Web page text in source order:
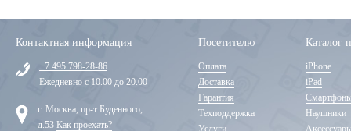
Контактная информация
+7 495 798-28-86
Ежедневно с 10.00 до 20.00
г. Москва, пр-т Буденного,
д.53 Как проехать?
Посетителю
Оплата
Доставка
Гарантия
Техподдержка
Услуги
Каталог
iPhone
iPad
Наушники